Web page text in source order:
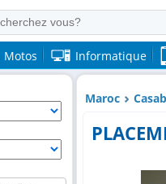
Motos Informatique
Maroc